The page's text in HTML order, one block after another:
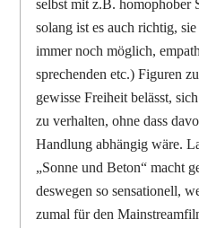
selbst mit z.B. homophober
solang ist es auch richtig,
immer noch möglich,
sprechenden etc.) Figuren
gewisse Freiheit belässt,
zu verhalten, ohne dass
Handlung abhängig wäre.
„Sonne und Beton“ macht
deswegen so sensationell,
zumal für den